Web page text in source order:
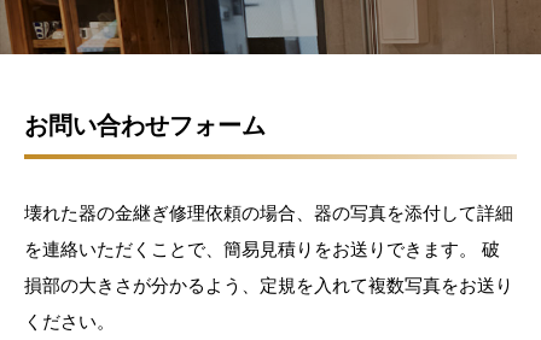
お問い合わせフォーム
壊れた器の金継ぎ修理依頼の場合、器の写真を添付して詳細
を連絡いただくことで、簡易見積りをお送りできます。 破
損部の大きさが分かるよう、定規を入れて複数写真をお送り
ください。